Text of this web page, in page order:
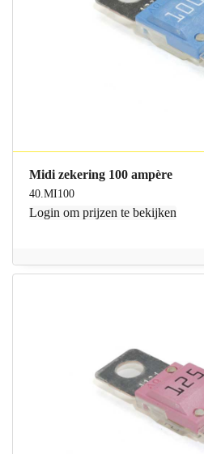
Midi zekering 100 ampère
40.MI100
Login om prijzen te bekijken